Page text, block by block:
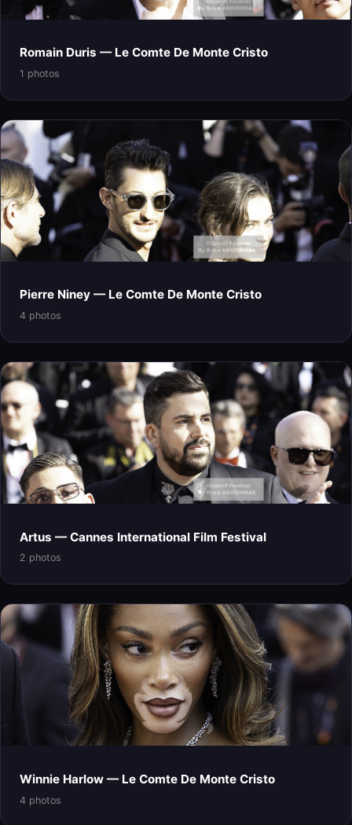
Romain Duris — Le Comte De Monte Cristo
1 photos
Pierre Niney — Le Comte De Monte Cristo
4 photos
Artus — Cannes International Film Festival
2 photos
Winnie Harlow — Le Comte De Monte Cristo
4 photos